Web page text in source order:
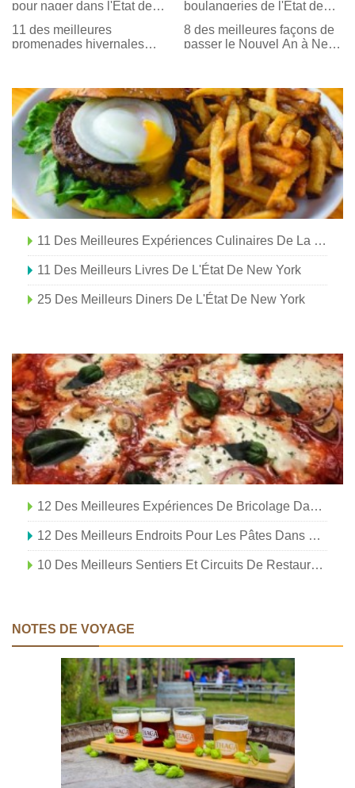
pour nager dans l'État de
boulangeries de l'État de
11 des meilleures
promenades hivernales
8 des meilleures façons de
passer le Nouvel An à New
11 Des Meilleures Expériences Culinaires De La Ferme À La Table Dans L'État De New York
11 Des Meilleurs Livres De L'État De New York
25 Des Meilleurs Diners De L'État De New York
12 Des Meilleures Expériences De Bricolage Dans L'État De New York
12 Des Meilleurs Endroits Pour Les Pâtes Dans L'État De New York
10 Des Meilleurs Sentiers Et Circuits De Restauration Et De Boissons Dans L'État De New York
NOTES DE VOYAGE